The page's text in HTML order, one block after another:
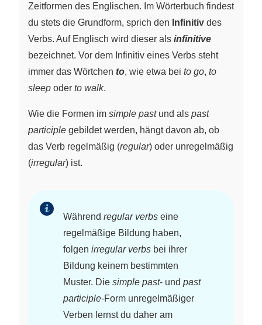
Zeitformen des Englischen. Im Wörterbuch findest
du stets die Grundform, sprich den Infinitiv des
Verbs. Auf Englisch wird dieser als infinitive
bezeichnet. Vor dem Infinitiv eines Verbs steht
immer das Wörtchen to, wie etwa bei to go, to
sleep oder to walk.
Wie die Formen im simple pastund als past
participle gebildet werden, hängt davon ab, ob
das Verb regelmäßig (regular) oder unregelmäßig
(irregular) ist.
Während regular verbs eine
regelmäßige Bildung haben,
folgen irregular verbs bei ihrer
Bildung keinem bestimmten
Muster. Die simple past- und past
participle-Form unregelmäßiger
Verben lernst du daher am